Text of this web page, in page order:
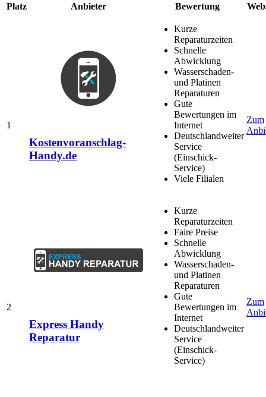
Platz Anbieter Bewertung
1
Kostenvoranschlag-
Handy.de
Kurze
Reparaturzeiten
Schnelle
Abwicklung
Wasserschaden-
und Platinen
Reparaturen
Gute
Bewertungen im
Internet
Deutschlandweiter
Service
(Einschick-
Service)
Viele Filialen
Zum
2
Express Handy
Reparatur
Kurze
Reparaturzeiten
Faire Preise
Schnelle
Abwicklung
Wasserschaden-
und Platinen
Reparaturen
Gute
Bewertungen im
Internet
Deutschlandweiter
Service
(Einschick-
Service)
Zum